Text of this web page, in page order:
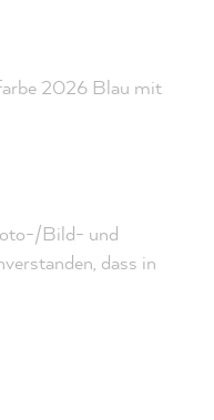
2026 Blau mit
Bild- und
dass in